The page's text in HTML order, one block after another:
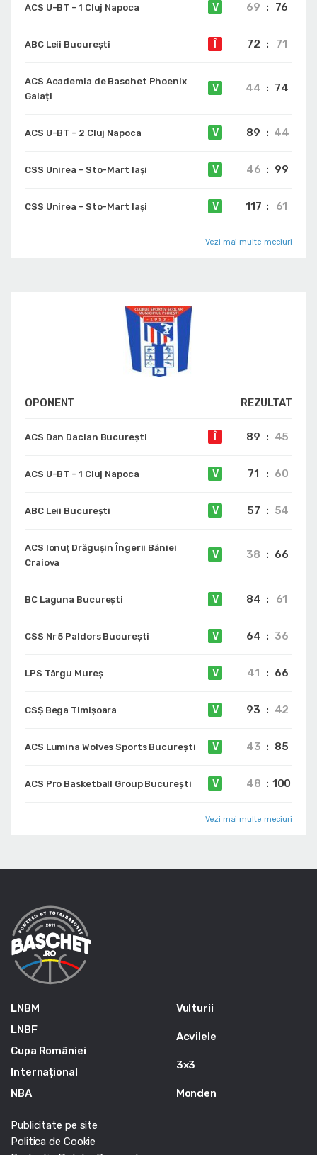
ACS U-BT - 1 Cluj Napoca V 69 : 76
ABC Leii București 72 : 71
ACS Academia de Baschet Phoenix
Galați
V 44 : 74
ACS U-BT - 2 Cluj Napoca V 89 : 44
CSS Unirea - Sto-Mart Iași V 46 : 99
CSS Unirea - Sto-Mart Iași V 117 : 61
Vezi mai multe meciuri
OPONENT REZULTAT
ACS Dan Dacian Bucureşti 89 : 45
ACS U-BT - 1 Cluj Napoca V 71 : 60
ABC Leii București V 57 : 54
ACS Ionuţ Drăguşin Îngerii Băniei
Craiova
V 38 : 66
BC Laguna București V 84 : 61
CSS Nr 5 Paldors București V 64 : 36
LPS Târgu Mureș V 41 : 66
CSȘ Bega Timișoara V 93 : 42
ACS Lumina Wolves Sports București V 43 : 85
ACS Pro Basketball Group București V 48 : 100
Vezi mai multe meciuri
LNBM
LNBF
Cupa României
Internațional
NBA
Vulturii
Acvilele
3x3
Monden
Publicitate pe site
Politica de Cookie